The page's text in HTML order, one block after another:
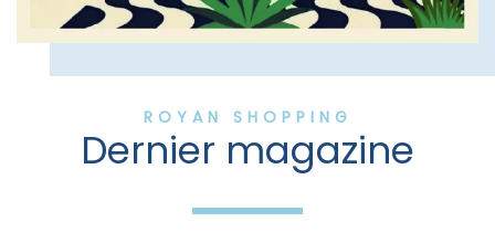
ROYAN SHOPPING
Dernier magazine